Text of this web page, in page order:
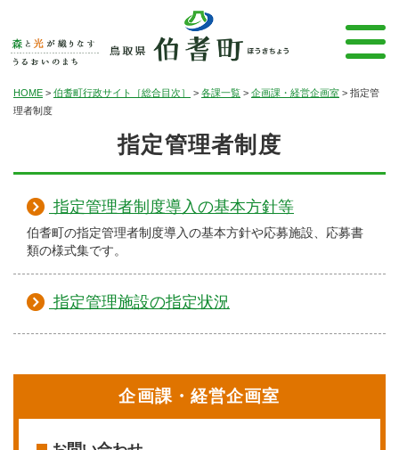
HOME > 伯耆町行政サイト［総合目次］ > 各課一覧 > 企画課・経営企画室 > 指定管
理者制度
指定管理者制度
指定管理者制度導入の基本方針等
伯耆町の指定管理者制度導入の基本方針や応募施設、応募書
類の様式集です。
指定管理施設の指定状況
企画課・経営企画室